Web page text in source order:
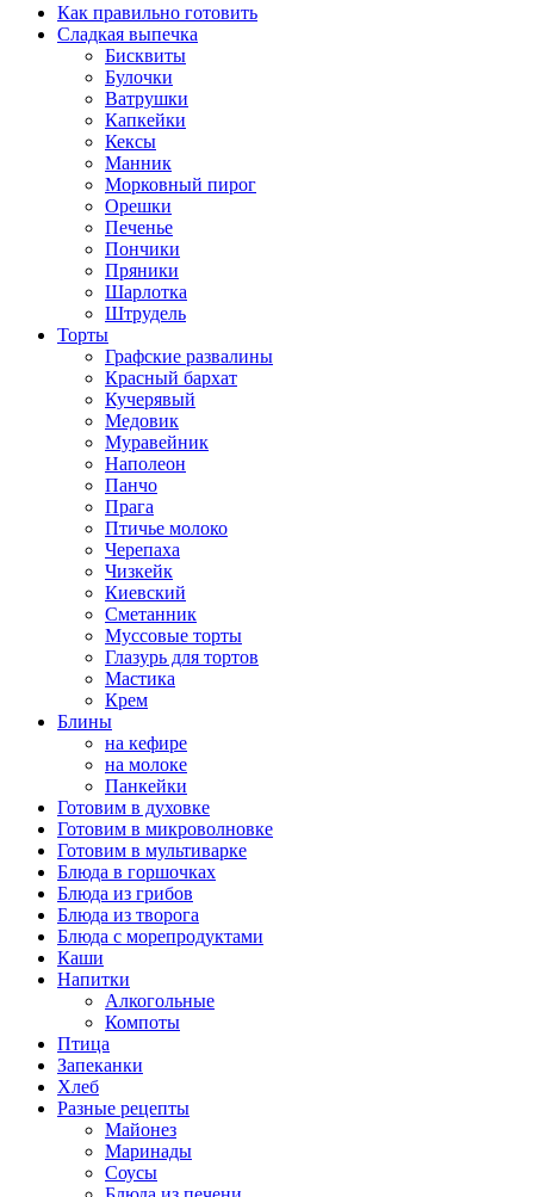
Как правильно готовить
Сладкая выпечка
Бисквиты
Булочки
Ватрушки
Капкейки
Кексы
Манник
Морковный пирог
Орешки
Печенье
Пончики
Пряники
Шарлотка
Штрудель
Торты
Графские развалины
Красный бархат
Кучерявый
Медовик
Муравейник
Наполеон
Панчо
Прага
Птичье молоко
Черепаха
Чизкейк
Киевский
Сметанник
Муссовые торты
Глазурь для тортов
Мастика
Крем
Блины
на кефире
на молоке
Панкейки
Готовим в духовке
Готовим в микроволновке
Готовим в мультиварке
Блюда в горшочках
Блюда из грибов
Блюда из творога
Блюда с морепродуктами
Каши
Напитки
Алкогольные
Компоты
Птица
Запеканки
Хлеб
Разные рецепты
Майонез
Маринады
Соусы